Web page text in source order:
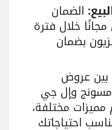
الضمان
خلال فترة
بضمان
بين عروض
وإل جي
مختلفة،
احتياجاتك